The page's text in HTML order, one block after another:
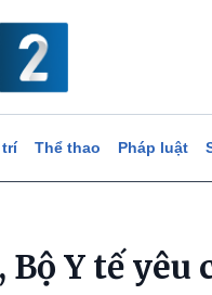
trí Thể thao Pháp luật
Y tế yêu